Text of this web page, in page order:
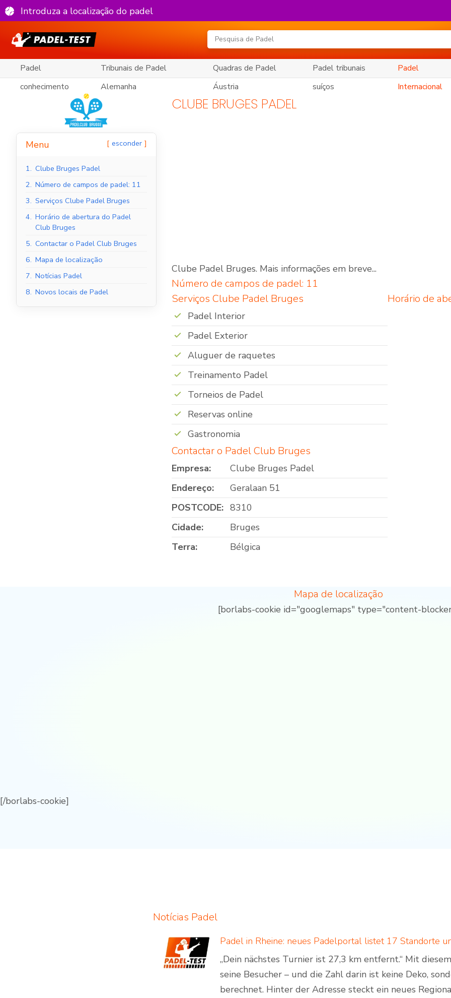
Introduza a localização do padel
Padel
conhecimento
Tribunais de Padel
Alemanha
Quadras de Padel
Áustria
Padel tribunais
suíços
Padel
Internacional
Menu esconder
1. Clube Bruges Padel
2. Número de campos de padel: 11
3. Serviços Clube Padel Bruges
4. Horário de abertura do Padel
Club Bruges
5. Contactar o Padel Club Bruges
6. Mapa de localização
7. Notícias Padel
8. Novos locais de Padel
CLUBE BRUGES PADEL
Clube Padel Bruges. Mais informações em breve...
Número de campos de padel: 11
Serviços Clube Padel Bruges
Padel Interior
Padel Exterior
Aluguer de raquetes
Treinamento Padel
Torneios de Padel
Reservas online
Gastronomia
Horário de
Contactar o Padel Club Bruges
Empresa:
Clube Bruges Padel
Endereço:
Geralaan 51
POSTCODE: 8310
Cidade:
Bruges
Terra:
Bélgica
Mapa de localização
[borlabs-cookie id="googlemaps" type="content-
[/borlabs-cookie]
Notícias Padel
„Dein nächstes Turnier ist 27,3 km entfernt.“ Mit
seine Besucher – und die Zahl darin ist keine Deko,
berechnet. Hinter der Adresse steckt ein neues
Interior
Quadras de Padel ao
ar livre